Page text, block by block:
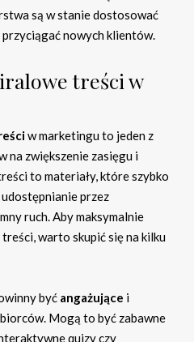
są w stanie dostosować
nowych klientów.
treści w
w marketingu to jeden z
na zwiększenie zasięgu i
to materiały, które szybko
przez
ruch. Aby maksymalnie
warto skupić się na kilku
być angażujące i
Mogą to być zabawne
quizy czy